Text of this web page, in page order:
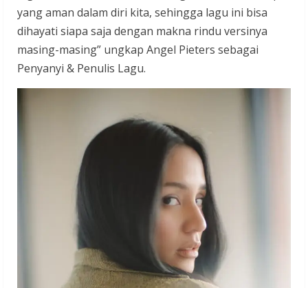
yang aman dalam diri kita, sehingga lagu ini bisa
dihayati siapa saja dengan makna rindu versinya
masing-masing” ungkap Angel Pieters sebagai
Penyanyi & Penulis Lagu.